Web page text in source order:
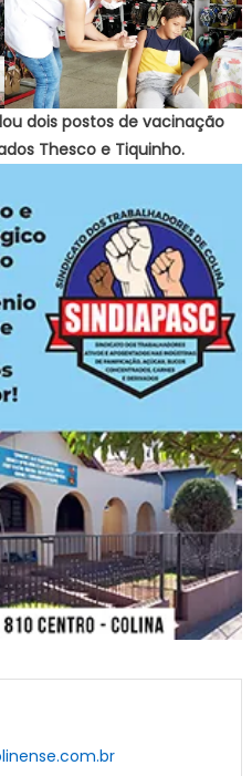
dois postos de vacinação
Thesco e Tiquinho.